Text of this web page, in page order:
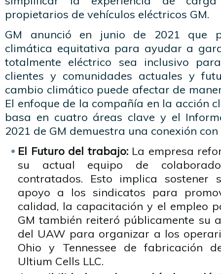
propietarios de vehículos eléctricos GM.
GM anunció en junio de 2021 que
climática equitativa para ayudar a
totalmente eléctrico sea inclusivo
clientes y comunidades actuales y
cambio climático puede afectar de
El enfoque de la compañía en la acción
basa en cuatro áreas clave y el
2021 de GM demuestra una conexión
El Futuro del trabajo:La empresa
su actual equipo de
contratados. Esto implica
apoyo a los sindicatos para
calidad, la capacitación y el empleo
GM también reiteró públicamente su
del UAW para organizar a los
Ohio y Tennessee de fabricación
Ultium Cells LLC.